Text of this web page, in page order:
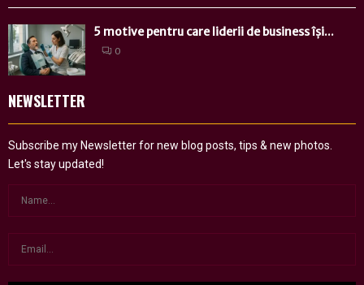
5 motive pentru care liderii de business își...
0
NEWSLETTER
Subscribe my Newsletter for new blog posts, tips & new photos.
Let's stay updated!